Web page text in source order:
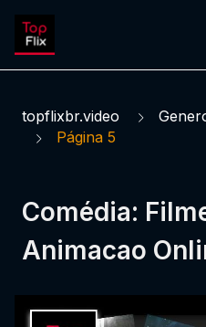
topflixbr.video
Página 5
Comédia:
Animacao